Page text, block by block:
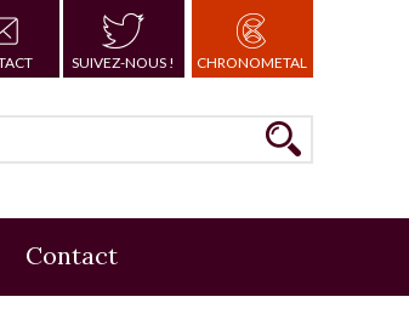
SUIVEZ-NOUS ! CHRONOMETAL
Contact